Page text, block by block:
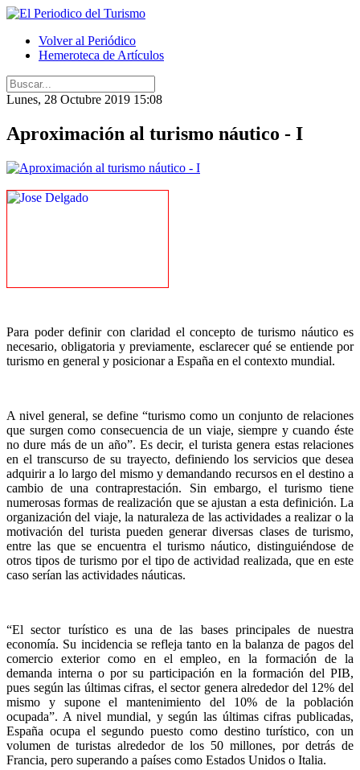
Volver al Periódico
Hemeroteca de Artículos
Lunes, 28 Octubre 2019 15:08
Aproximación al turismo náutico - I
Para poder definir con claridad el concepto de turismo náutico es
necesario, obligatoria y previamente, esclarecer qué se entiende por
turismo en general y posicionar a España en el contexto mundial.
A nivel general, se define “turismo como un conjunto de relaciones
que surgen como consecuencia de un viaje, siempre y cuando éste
no dure más de un año”. Es decir, el turista genera estas relaciones
en el transcurso de su trayecto, definiendo los servicios que desea
adquirir a lo largo del mismo y demandando recursos en el destino a
cambio de una contraprestación. Sin embargo, el turismo tiene
numerosas formas de realización que se ajustan a esta definición. La
organización del viaje, la naturaleza de las actividades a realizar o la
motivación del turista pueden generar diversas clases de turismo,
entre las que se encuentra el turismo náutico, distinguiéndose de
otros tipos de turismo por el tipo de actividad realizada, que en este
caso serían las actividades náuticas.
“El sector turístico es una de las bases principales de nuestra
economía. Su incidencia se refleja tanto en la balanza de pagos del
comercio exterior como en el empleo, en la formación de la
demanda interna o por su participación en la formación del PIB,
pues según las últimas cifras, el sector genera alrededor del 12% del
mismo y supone el mantenimiento del 10% de la población
ocupada”. A nivel mundial, y según las últimas cifras publicadas,
España ocupa el segundo puesto como destino turístico, con un
volumen de turistas alrededor de los 50 millones, por detrás de
Francia, pero superando a países como Estados Unidos o Italia.